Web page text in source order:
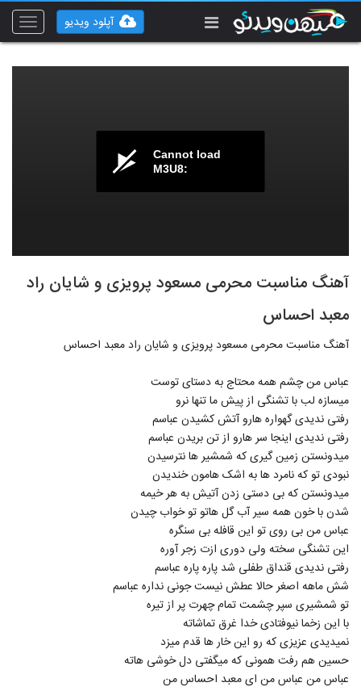
Toggle
آپلود ویدیو
Cannot load
M3U8:
آهنگ مناسبت محرمی مسعود پرویزی و شایان راد
معبد احساس
آهنگ مناسبت محرمی مسعود پرویزی و شایان راد معبد احساس
عباس من چشم همه محتاج به دستای توست
میسازه لب با تشنگی از پیش ما تنها نرو
رفتی ندیدی گهواره هارو آتش کشیدن عباسم
رفتی ندیدی اینجا سر هارو از تن بریدن عباسم
میدونستن زمین گیری که شمشیر ها نترسیدن
نبودی تو که نامرد ها به اشک هامون خندیدن
میدونستن که بی دستی زدن آتیش به هر خیمه
شدن با خون همه سیر آب گل هاتو تو خواب چیدن
عباس من بی روی تو این قافله بی سنگره
این تشنگی سخته ولی دوری ازت زجر آوره
رفتی ندیدی قنداق طفلی شد پاره پاره عباسم
شش ماهه اصغر حالا عطش نیست جونی نداره عباسم
تو شمشیری سپر چشمت تمام چهرت پر از تیره
با این زخما نیوفتادی خدا غرق تماشاته
نمیدیدی عزیزی که رو این خار ها قدم میزد
حسین هم رفت همونی که میگفتی دل خوشی هاته
عباس من عباس من ای معبد احساس من